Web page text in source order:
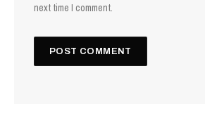
next time I comment.